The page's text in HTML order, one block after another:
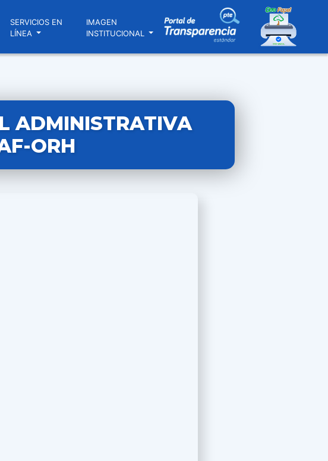
SERVICIOS EN
LÍNEA
IMAGEN
INSTITUCIONAL
ADMINISTRATIVA
ORH